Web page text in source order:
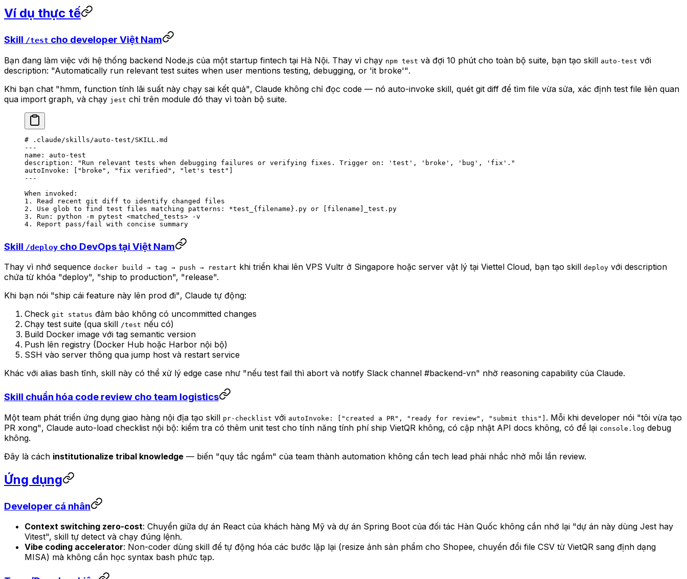
Ví dụ thực tế
Skill /test cho developer Việt Nam
Bạn đang làm việc với hệ thống backend Node.js của một startup fintech tại Hà Nội. Thay vì chạy npm test và đợi 10 phút cho toàn bộ suite, bạn tạo skill auto-test với
description: "Automatically run relevant test suites when user mentions testing, debugging, or 'it broke'".
Khi bạn chat "hmm, function tính lãi suất này chạy sai kết quả", Claude không chỉ đọc code — nó auto-invoke skill, quét git diff để tìm file vừa sửa, xác định test file liên quan
qua import graph, và chạy jest chỉ trên module đó thay vì toàn bộ suite.
# .claude/skills/auto-test/SKILL.md
---
name : auto-test
description :
"Run relevant tests when debugging failures or verifying fixes. Trigger on: 'test', 'broke', 'bug', 'fix'."
autoInvoke : [ "broke" , "fix verified" , "let's test"
---
When invoked :
1. Read recent git diff to identify changed files
2. Use glob to find test files matching patterns : *test_ {filename}.py or [filename]_test.py
3. Run : python -m pytest <matched_tests> -v
4. Report pass/fail with concise summary
Skill /deploy cho DevOps tại Việt Nam
Thay vì nhớ sequence docker build → tag → push → restart khi triển khai lên VPS Vultr ở Singapore hoặc server vật lý tại Viettel Cloud, bạn tạo skill deploy với description
chứa từ khóa "deploy", "ship to production", "release".
Khi bạn nói "ship cái feature này lên prod đi", Claude tự động:
Check git status đảm bảo không có uncommitted changes
Chạy test suite (qua skill /test nếu có)
Build Docker image với tag semantic version
Push lên registry (Docker Hub hoặc Harbor nội bộ)
SSH vào server thông qua jump host và restart service
Khác với alias bash tĩnh, skill này có thể xử lý edge case như "nếu test fail thì abort và notify Slack channel #backend-vn" nhờ reasoning capability của Claude.
Skill chuẩn hóa code review cho team logistics
Một team phát triển ứng dụng giao hàng nội địa tạo skill pr-checklist với autoInvoke: ["created a PR", "ready for review", "submit this"] . Mỗi khi developer nói "tôi vừa tạo
PR xong", Claude auto-load checklist nội bộ: kiểm tra có thêm unit test cho tính năng tính phí ship VietQR không, có cập nhật API docs không, có để lại console.log debug
không.
Đây là cách institutionalize tribal knowledge — biến "quy tắc ngầm" của team thành automation không cần tech lead phải nhắc nhở mỗi lần review.
Ứng dụng
Developer cá nhân
Context switching zero-cost: Chuyển giữa dự án React của khách hàng Mỹ và dự án Spring Boot của đối tác Hàn Quốc không cần nhớ lại "dự án này dùng Jest hay
Vitest", skill tự detect và chạy đúng lệnh.
Vibe coding accelerator: Non-coder dùng skill để tự động hóa các bước lặp lại (resize ảnh sản phẩm cho Shopee, chuyển đổi file CSV từ VietQR sang định dạng
MISA) mà không cần học syntax bash phức tạp.